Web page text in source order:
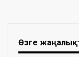
Өзге